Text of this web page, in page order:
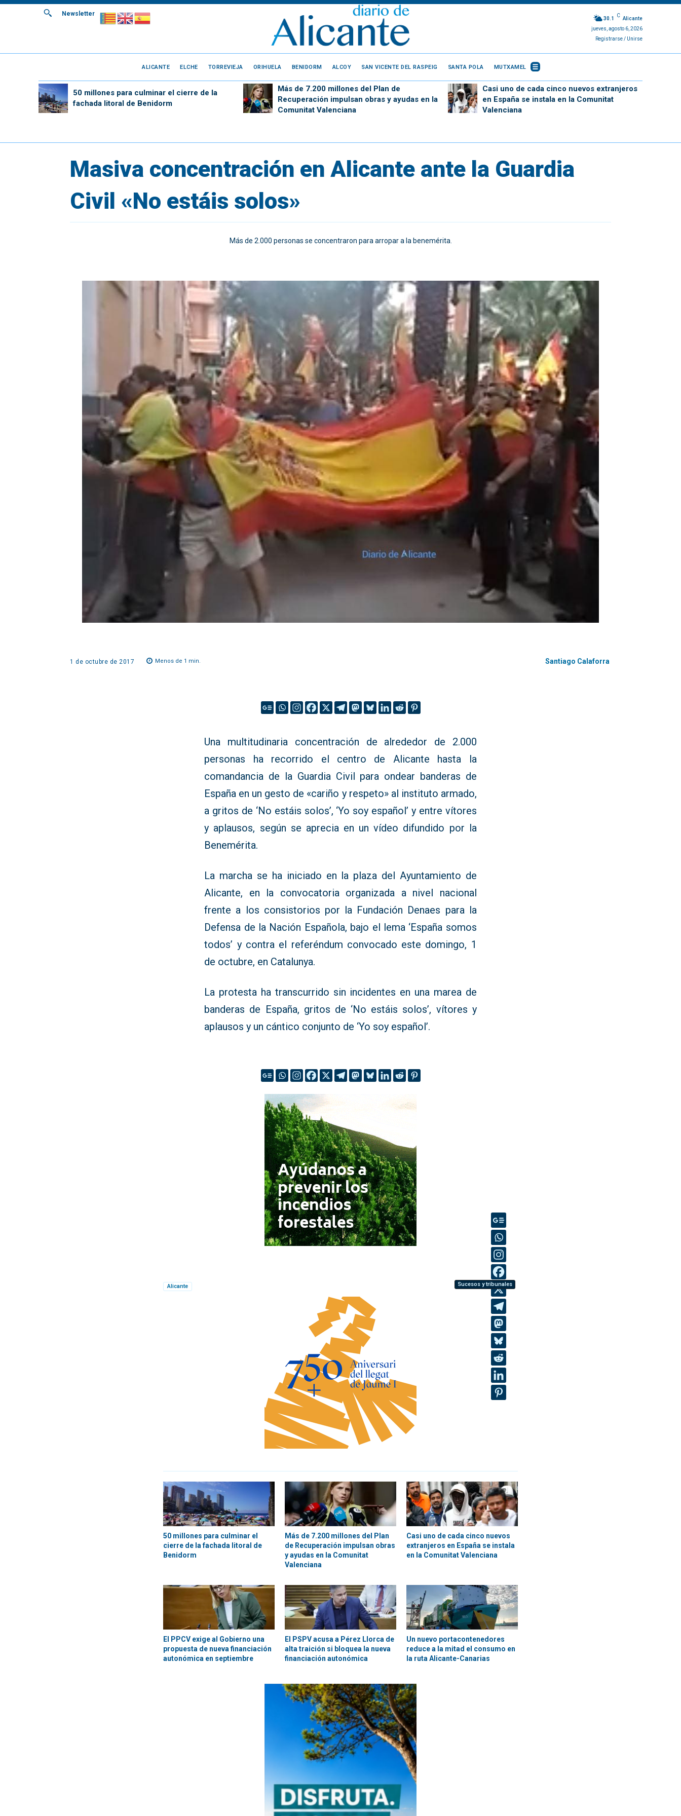
Newsletter
30.1
C
Alicante
jueves, agosto 6, 2026
Registrarse / Unirse
ALICANTE ELCHE TORREVIEJA ORIHUELA BENIDORM ALCOY SAN VICENTE DEL RASPEIG SANTA POLA MUTXAMEL
50 millones para culminar el cierre de la
fachada litoral de Benidorm
Más de 7.200 millones del Plan de
Recuperación impulsan obras y ayudas en la
Comunitat Valenciana
Casi uno de cada cinco nuevos extranjeros
en España se instala en la Comunitat
Valenciana
Masiva concentración en Alicante ante la Guardia
Civil «No estáis solos»
Más de 2.000 personas se concentraron para arropar a la benemérita.
1 de octubre de 2017 Menos de 1 min. Santiago Calaforra
Una multitudinaria concentración de alrededor de 2.000
personas ha recorrido el centro de Alicante hasta la
comandancia de la Guardia Civil para ondear banderas de
España en un gesto de «cariño y respeto» al instituto armado,
a gritos de ‘No estáis solos’, ‘Yo soy español’ y entre vítores
y aplausos, según se aprecia en un vídeo difundido por la
Benemérita.
La marcha se ha iniciado en la plaza del Ayuntamiento de
Alicante, en la convocatoria organizada a nivel nacional
frente a los consistorios por la Fundación Denaes para la
Defensa de la Nación Española, bajo el lema ‘España somos
todos’ y contra el referéndum convocado este domingo, 1
de octubre, en Catalunya.
La protesta ha transcurrido sin incidentes en una marea de
banderas de España, gritos de ‘No estáis solos’, vítores y
aplausos y un cántico conjunto de ‘Yo soy español’.
Alicante Sucesos y tribunales
50 millones para culminar el
cierre de la fachada litoral de
Benidorm
Más de 7.200 millones del Plan
de Recuperación impulsan obras
y ayudas en la Comunitat
Valenciana
Casi uno de cada cinco nuevos
extranjeros en España se instala
en la Comunitat Valenciana
El PPCV exige al Gobierno una
propuesta de nueva financiación
autonómica en septiembre
El PSPV acusa a Pérez Llorca de
alta traición si bloquea la nueva
financiación autonómica
Un nuevo portacontenedores
reduce a la mitad el consumo en
la ruta Alicante-Canarias